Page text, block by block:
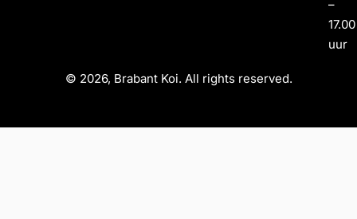
–
17.00
uur
© 2026, Brabant Koi. All rights reserved.